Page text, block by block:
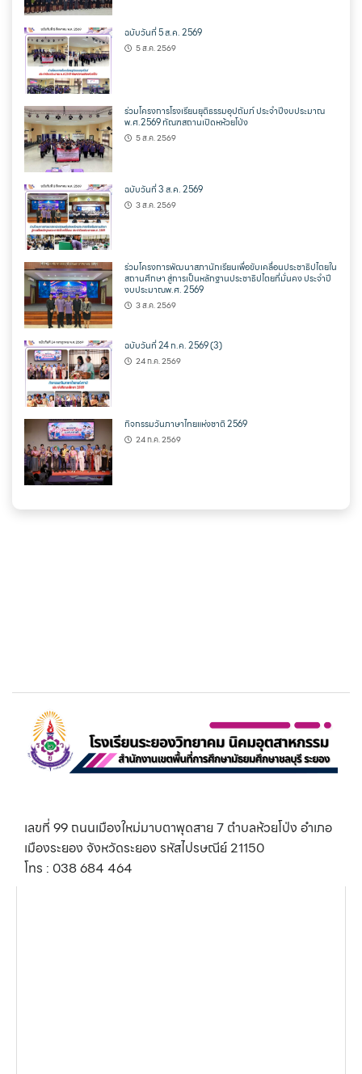
ฉบับวันที่ 5 ส.ค. 2569
5 ส.ค. 2569
ร่วมโครงการโรงเรียนยุติธรรมอุปถัมภ์ ประจำปีงบประมาณ
พ.ศ.2569 ทัณฑสถานเปิดหห้วยโป่ง
5 ส.ค. 2569
ฉบับวันที่ 3 ส.ค. 2569
3 ส.ค. 2569
ร่วมโครงการพัฒนาสภานักเรียนเพื่อขับเคลื่อนประชาธิปไตยใน
สถานศึกษา สู่การเป็นหลักฐานประชาธิปไตยที่มั่นคง ประจำปี
งบประมาณพ.ศ. 2569
3 ส.ค. 2569
ฉบับวันที่ 24 ก.ค. 2569 (3)
24 ก.ค. 2569
กิจกรรมวันภาษาไทยแห่งชาติ 2569
24 ก.ค. 2569
เลขที่ 99 ถนนเมืองใหม่มาบตาพุดสาย 7 ตำบลห้วยโป่ง อำเภอ
เมืองระยอง จังหวัดระยอง รหัสไปรษณีย์ 21150
โทร : 038 684 464